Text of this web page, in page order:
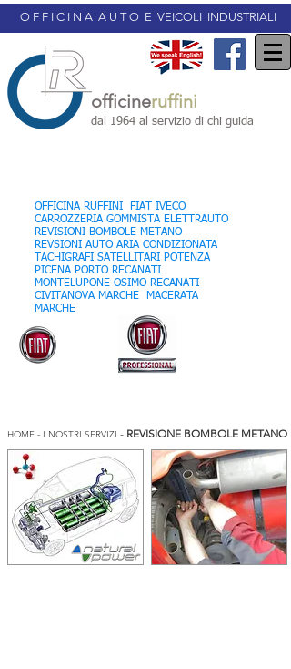
O F F I C I N A A U T O E VEICOLI INDUSTRIALI
officineruffini
dal 1964 al servizio di chi guida
OFFICINA RUFFINI FIAT IVECO
CARROZZERIA GOMMISTA ELETTRAUTO
REVISIONI BOMBOLE METANO
REVSIONI AUTO ARIA CONDIZIONATA
TACHIGRAFI SATELLITARI POTENZA
PICENA PORTO RECANATI
MONTELUPONE OSIMO RECANATI
CIVITANOVA MARCHE MACERATA
MARCHE
HOME - I NOSTRI SERVIZI - REVISIONE BOMBOLE METANO